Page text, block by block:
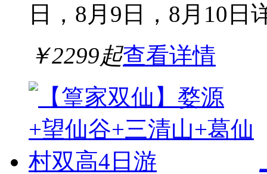
日，8月9日，8月10日
￥2299起查看详情